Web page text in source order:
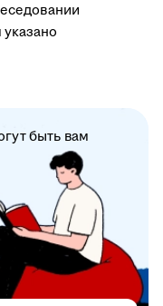
быть вам